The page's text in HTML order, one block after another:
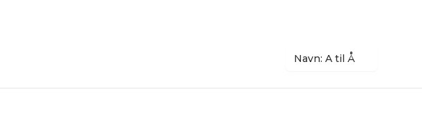
Navn: A til Å